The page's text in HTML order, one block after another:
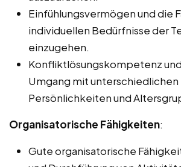
Einfühlungsvermögen und die
individuellen Bedürfnisse der
einzugehen.
Konfliktlösungskompetenz
Umgang mit unterschiedlichen
Persönlichkeiten und
Organisatorische Fähigkeiten:
Gute organisatorische